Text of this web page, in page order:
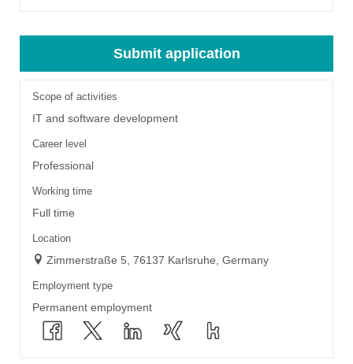
Submit application
Scope of activities
IT and software development
Career level
Professional
Working time
Full time
Location
Zimmerstraße 5, 76137 Karlsruhe, Germany
Employment type
Permanent employment